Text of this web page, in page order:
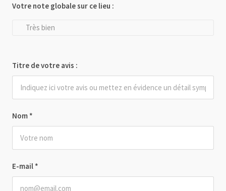
Nom *
E-mail *
Votre note globale sur ce lieu :
Très bien
Titre de votre avis :